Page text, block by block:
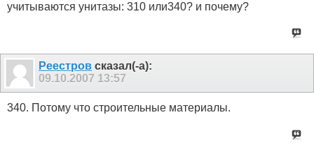
учитываются унитазы: 310 или340? и почему?
Реестров сказал(-а):
09.10.2007 13:57
340. Потому что строительные материалы.